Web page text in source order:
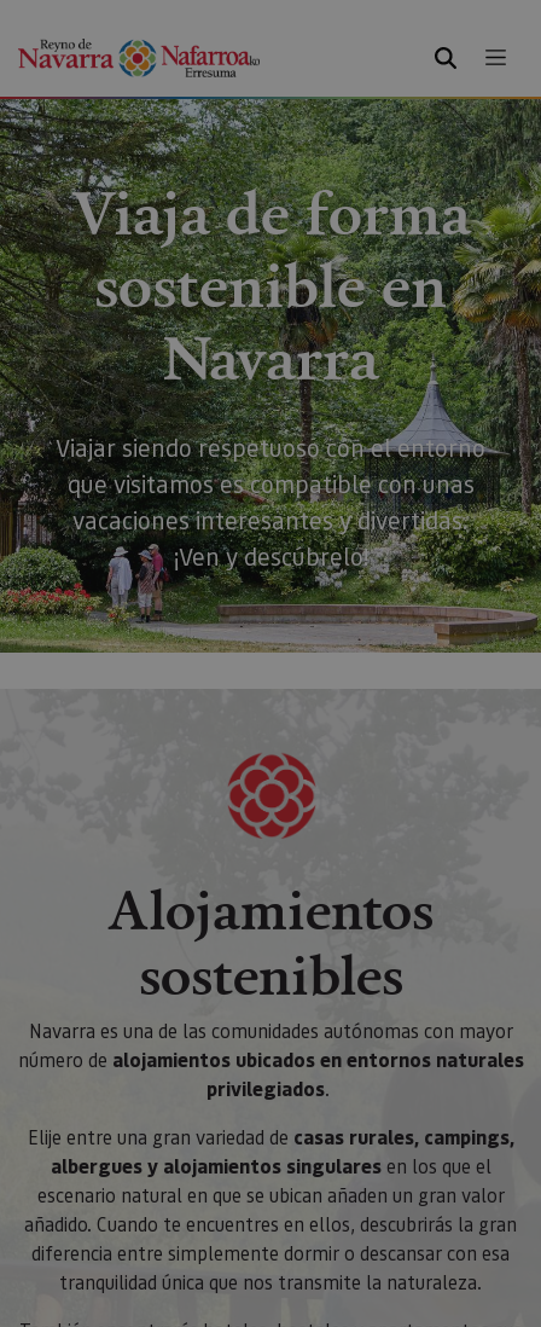
BUSCAR
Viaja de forma
sostenible en
Navarra
Viajar siendo respetuoso con el entorno
que visitamos es compatible con unas
vacaciones interesantes y divertidas.
¡Ven y descúbrelo!
Alojamientos
sostenibles
Navarra es una de las comunidades autónomas con mayor
número de alojamientos ubicados en entornos naturales
privilegiados.
Elije entre una gran variedad de casas rurales, campings,
albergues y alojamientos singularesen los que el
escenario natural en que se ubican añaden un gran valor
añadido. Cuando te encuentres en ellos, descubrirás la gran
diferencia entre simplemente dormir o descansar con esa
tranquilidad única que nos transmite la naturaleza.